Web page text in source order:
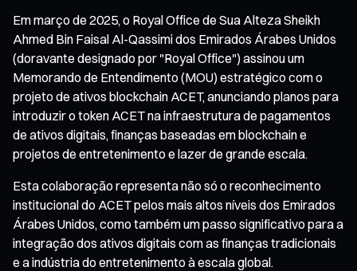
Em março de 2025, o Royal Office de Sua Alteza Sheikh
Ahmed Bin Faisal Al-Qassimi dos Emirados Árabes Unidos
(doravante designado por "Royal Office") assinou um
Memorando de Entendimento (MOU) estratégico com o
projeto de ativos blockchain ACET, anunciando planos para
introduzir o token ACET na infraestrutura de pagamentos
de ativos digitais, finanças baseadas em blockchain e
projetos de entretenimento e lazer de grande escala.
Esta colaboração representa não só o reconhecimento
institucional do ACET pelos mais altos níveis dos Emirados
Árabes Unidos, como também um passo significativo para a
integração dos ativos digitais com as finanças tradicionais
e a indústria do entretenimento à escala global.